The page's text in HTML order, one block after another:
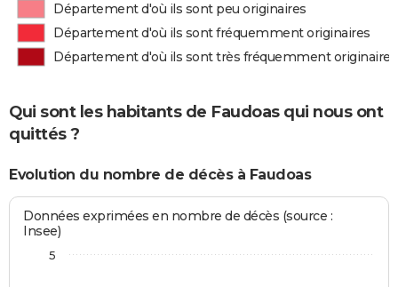
Département d'où ils sont peu originaires
Département d'où ils sont fréquemment originaires
Département d'où ils sont très fréquemment originaires
Qui sont les habitants de Faudoas qui nous ont
quittés ?
Evolution du nombre de décès à Faudoas
Données exprimées en nombre de décès (source :
Insee)
5